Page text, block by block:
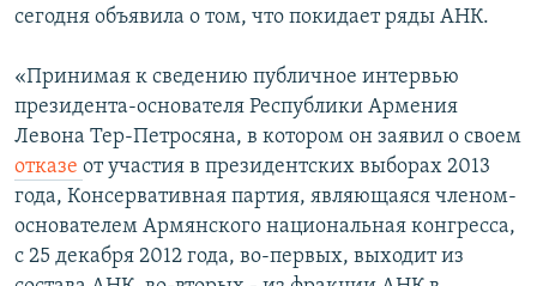
КУЛЬТУРА
АРХИВ
Հայերեն
English
Русский
сегодня объявила о том, что покидает ряды АНК.
«Принимая к сведению публичное интервью
президента-основателя Республики Армения
Левона Тер-Петросяна, в котором он заявил о своем
отказе от участия в президентских выборах 2013
года, Консервативная партия, являющаяся членом-
основателем Армянского национальная конгресса,
с 25 декабря 2012 года, во-первых, выходит из